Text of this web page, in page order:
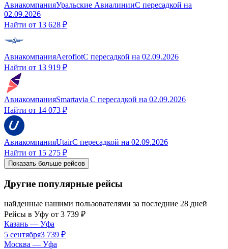
АвиакомпанияУральские АвиалинииС пересадкой на
02.09.2026
Найти от 13 628 ₽
АвиакомпанияAeroflotС пересадкой на 02.09.2026
Найти от 13 919 ₽
АвиакомпанияSmartavia С пересадкой на 02.09.2026
Найти от 14 073 ₽
АвиакомпанияUtairС пересадкой на 02.09.2026
Найти от 15 275 ₽
Показать больше рейсов
Другие популярные рейсы
найденные нашими пользователями за последние 28 дней
Рейсы в Уфу от 3 739 ₽
Казань — Уфа
5 сентября3 739 ₽
Москва — Уфа